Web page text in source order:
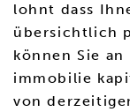
lohnt dass
übersichtlich
können Sie
immobilie
von